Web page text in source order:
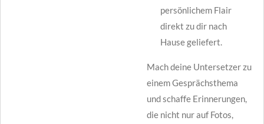
persönlichem Flair
direkt zu dir nach
Hause geliefert.
Mach deine Untersetzer zu
einem Gesprächsthema
und schaffe Erinnerungen,
die nicht nur auf Fotos,